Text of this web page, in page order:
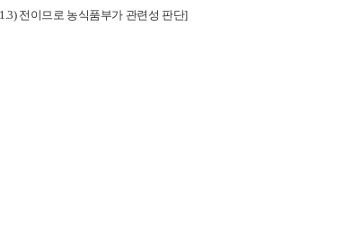
전이므로 농식품부가 관련성 판단]